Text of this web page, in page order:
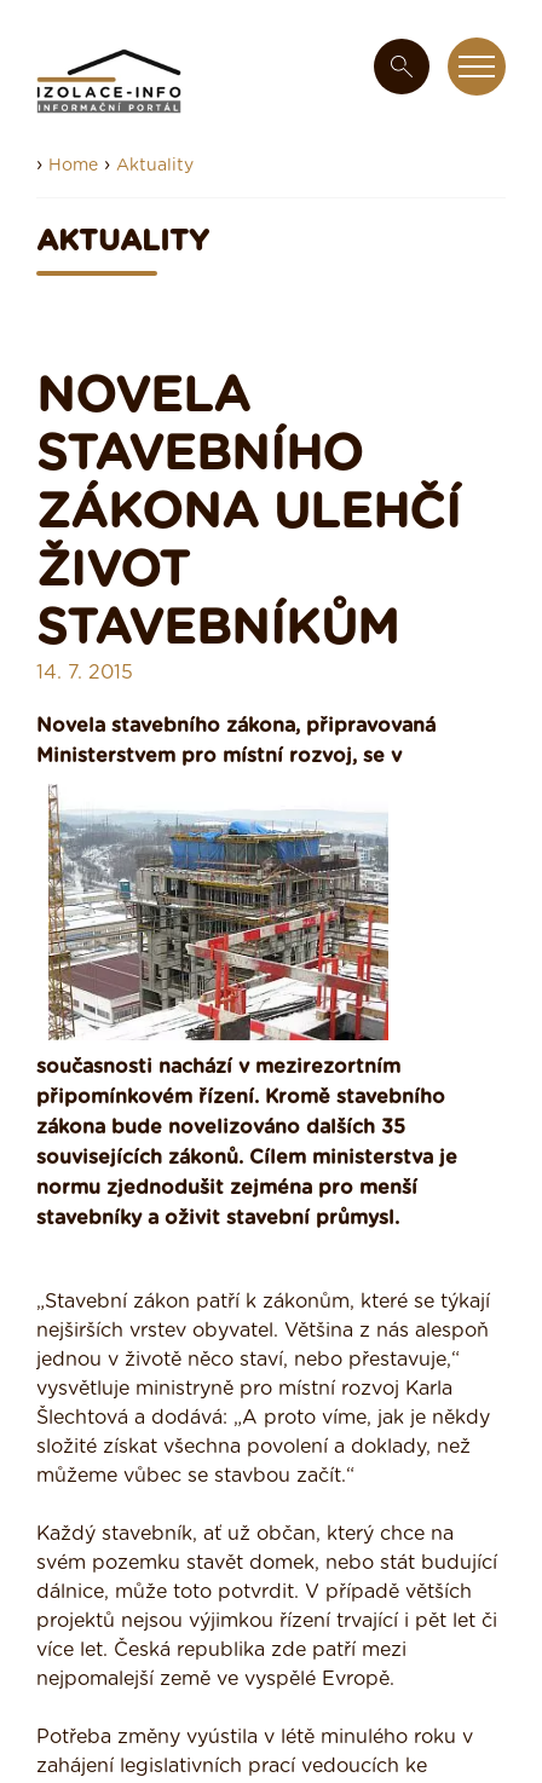
› Home › Aktuality
AKTUALITY
NOVELA
STAVEBNÍHO
ZÁKONA ULEHČÍ
ŽIVOT
STAVEBNÍKŮM
14. 7. 2015
Novela stavebního zákona, připravovaná
Ministerstvem pro místní rozvoj, se v
současnosti nachází v mezirezortním
připomínkovém řízení. Kromě stavebního
zákona bude novelizováno dalších 35
souvisejících zákonů. Cílem ministerstva je
normu zjednodušit zejména pro menší
stavebníky a oživit stavební průmysl.
„Stavební zákon patří k zákonům, které se týkají
nejširších vrstev obyvatel. Většina z nás alespoň
jednou v životě něco staví, nebo přestavuje,“
vysvětluje ministryně pro místní rozvoj Karla
Šlechtová a dodává: „A proto víme, jak je někdy
složité získat všechna povolení a doklady, než
můžeme vůbec se stavbou začít.“
Každý stavebník, ať už občan, který chce na
svém pozemku stavět domek, nebo stát budující
dálnice, může toto potvrdit. V případě větších
projektů nejsou výjimkou řízení trvající i pět let či
více let. Česká republika zde patří mezi
nejpomalejší země ve vyspělé Evropě.
Potřeba změny vyústila v létě minulého roku v
zahájení legislativních prací vedoucích ke